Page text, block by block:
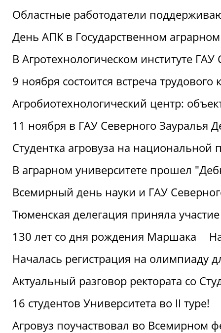
Областные работодатели
День АПК в Государственном
В Агротехнологическом институте
9 ноября состоится встреча трудового
Агробиотехнологический центр:
11 ноября в ГАУ Северного Зауралья
Студентка агровуза на национальной
В аграрном университете прошел
Всемирный день науки и ГАУ
Тюменская делегация приняла
130 лет со дня рождения Маршака
Началась регистрация на олимпиаду
Актуальный разговор ректората со
16 студентов Университета во II туре!
Агровуз поучаствовал во Всемирном